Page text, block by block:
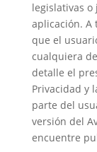
legislativas
aplicación. A
que el
cualquiera
detalle el
Privacidad y
parte del
versión del
encuentre